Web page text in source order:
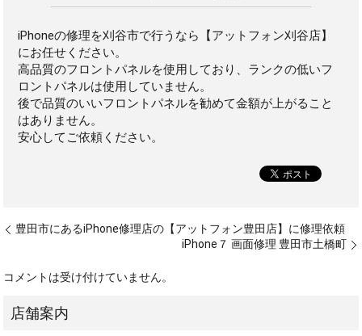
iPhoneの修理を刈谷市で行うなら【アットフォン刈谷店】
にお任せください。
高品質のフロントパネルを使用しており、ランクの低いフ
ロントパネルは使用していません。
後で品質のいいフロントパネルを勧めて金額が上がること
はありません。
安心してご依頼ください。
豊田市にあるiPhone修理店の【アットフォン豊田店】に修理依頼
iPhone７ 画面修理 豊田市土橋町
コメントは受け付けていません。